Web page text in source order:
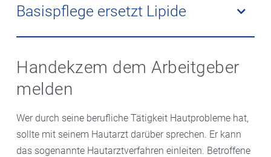
dosiertes Kortison erforderlich, das der Arzt
verschreibt. Kortisonhaltige Salben und Cremes
sollten nicht auf Dauer, sondern nur so lange wie
nicht zu sehr strapaziert werden. Ihre Walter Apotheke
berät sie zu speziellen Produkten wie alkalifreien
Seifen, Handwaschölen oder Waschschaum, die
regelmäßige Handhygiene gegen Viren und Bakterien
besser auf Desinfektionsmittel zurückgreifen, das die
Wasser. Die Wassertemperatur sollte außerdem nicht
zu hoch sein.
Basispflege ersetzt Lipide
Zur Behandlung des Handekzems gehört immer eine
regelmäßig mit einer rückfettenden Pflegecreme
eingecremt werden, vor allem nach Kontakt mit
Hornschicht ausgewaschenen Lipide. Geeignet sind
spezielle duftstoff- und konservierungsfreie Cremes.
Handekzem dem Arbeitgeber
melden
Wer durch seine berufliche Tätigkeit Hautprobleme hat,
sollte mit seinem Hautarzt darüber sprechen. Er kann
das sogenannte Hautarztverfahren einleiten. Betroffene